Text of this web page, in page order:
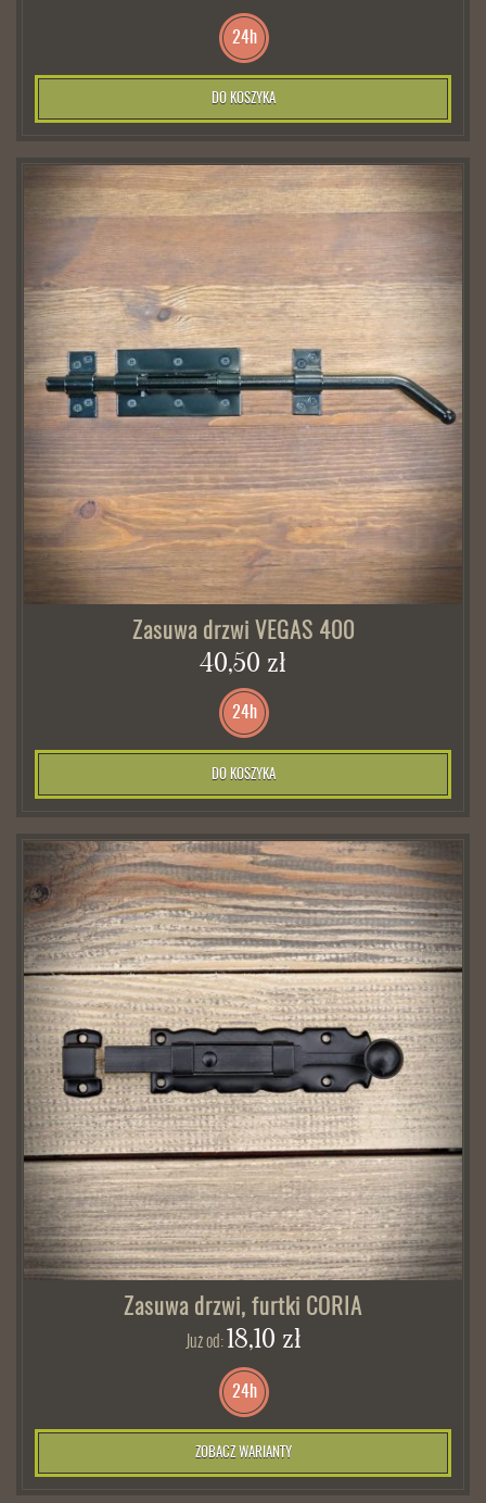
24h
DO KOSZYKA
Zasuwa drzwi VEGAS 400
40,50 zł
24h
DO KOSZYKA
Zasuwa drzwi, furtki CORIA
Już od: 18,10 zł
24h
ZOBACZ WARIANTY